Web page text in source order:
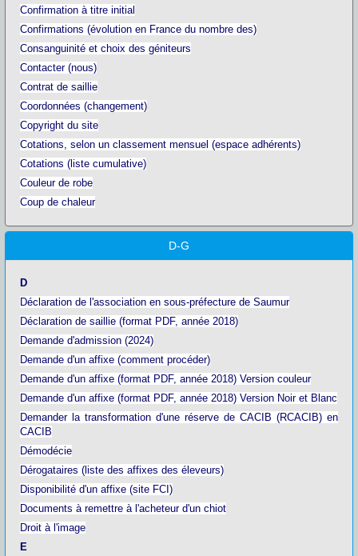
Confirmation à titre initial
Confirmations (évolution en France du nombre des)
Consanguinité et choix des géniteurs
Contacter (nous)
Contrat de saillie
Coordonnées (changement)
Copyright du site
Cotations, selon un classement mensuel (espace adhérents)
Cotations (liste cumulative)
Couleur de robe
Coup de chaleur
D-G
D
Déclaration de l'association en sous-préfecture de Saumur
Déclaration de saillie (format PDF, année 2018)
Demande d'admission (2024)
Demande d'un affixe (comment procéder)
Demande d'un affixe (format PDF, année 2018) Version couleur
Demande d'un affixe (format PDF, année 2018) Version Noir et Blanc
Demander la transformation d'une réserve de CACIB (RCACIB) en
CACIB
Démodécie
Dérogataires (liste des affixes des éleveurs)
Disponibilité d'un affixe (site FCI)
Documents à remettre à l'acheteur d'un chiot
Droit à l'image
E